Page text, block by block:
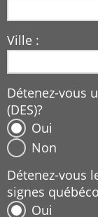
Ville :
Détenez-vous
(DES)?
Oui
Non
Détenez-vous
signes
Oui